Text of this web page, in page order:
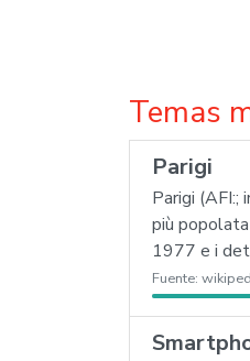
Temas
Parigi
Parigi (AFI:;
più
1977 e i
Fuente: